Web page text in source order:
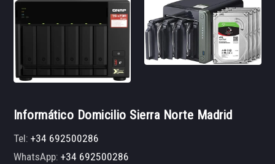
Informático Domicilio Sierra Norte Madrid
Tel:+34 692500286
WhatsApp:+34 692500286